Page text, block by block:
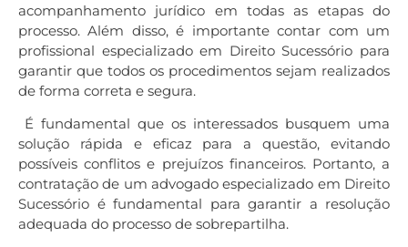
acompanhamento jurídico em todas as etapas do
processo. Além disso, é importante contar com um
profissional especializado em Direito Sucessório para
garantir que todos os procedimentos sejam realizados
de forma correta e segura.
É fundamental que os interessados busquem uma
solução rápida e eficaz para a questão, evitando
possíveis conflitos e prejuízos financeiros. Portanto, a
contratação de um advogado especializado em Direito
Sucessório é fundamental para garantir a resolução
adequada do processo de sobrepartilha.